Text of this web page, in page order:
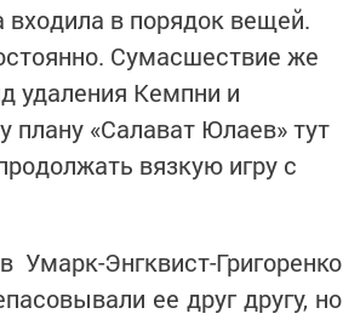
в порядок вещей.
Сумасшествие же
удаления Кемпни и
«Салават Юлаев» тут
вязкую игру с
Энгквист-Григоренко
ее друг другу, но